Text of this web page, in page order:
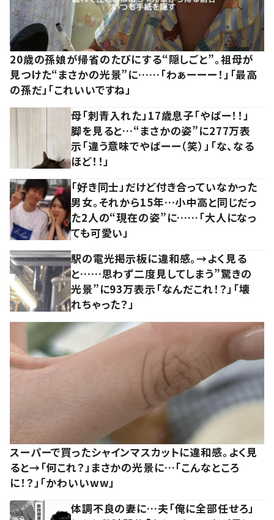
20歳の孫娘が帰省のたびにする“隠しごと”。祖母が
見つけた“まさかの光景”に……「わぁーーー！」「最高
の孫だ」「これいいですね」
母「刺青入れた」17歳息子「やばー！！」
脚を見ると…“まさかの姿”に277万表
示「違う意味でやばーー（笑）」「な、なる
ほど！！」
「好き同士」だけど付き合っていなかった
男女。それから15年…小中高と同じだっ
た2人の“現在の姿”に……「大人になっ
ても可愛い」
駅の電光掲示板に違和感。→よく見る
と……思わず二度見してしまう”驚きの
光景”に93万表示「なんだこれ！？」「壊
れちゃった？」
スーパーで買ったシャインマスカットに違和感。よく見
ると→「何これ？」まさかの光景に…「こんなところ
に！？」「かわいいww」
体調不良の妻に…夫「俺に全部任せろ」